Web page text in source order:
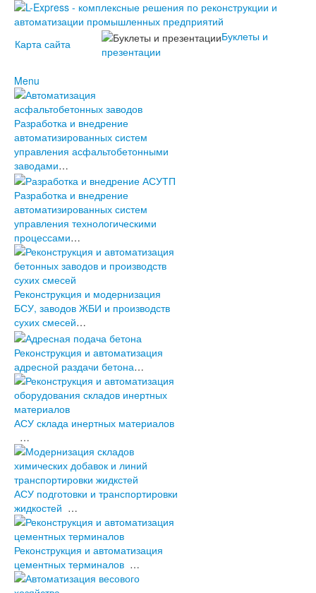
Карта сайта
Буклеты и
презентации
Menu
О компании
История проекта L-Express
Наши контакты
2023
2022
2021
2020
2019
2018
2017
2016
2015
2014
2013
2012
2011
Архив новостей (2003-2010)
Бетонные заводы и АБЗ
Производства строительных смесей
Агропромышленный комплекс
Цементные заводы и терминалы
Прочие предприятия
промышленности строительных
материалов
Системы контроля доступа
Проекты в разработке
Оборудование
Разработка и внедрение
автоматизированных систем
управления асфальтобетонными
заводами…
Разработка и внедрение
автоматизированных систем
управления технологическими
процессами…
Реконструкция и модернизация
БСУ, заводов ЖБИ и производств
сухих смесей…
Реконструкция и автоматизация
адресной раздачи бетона…
АСУ склада инертных материалов
…
АСУ подготовки и транспортировки
жидкостей …
Реконструкция и автоматизация
цементных терминалов …